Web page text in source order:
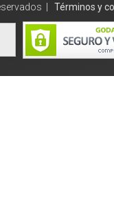
| Términos y